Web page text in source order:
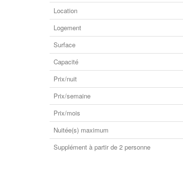
Location
Logement
Surface
Capacité
Prix/nuit
Prix/semaine
Prix/mois
Nuitée(s) maximum
Supplément à partir de 2 personne